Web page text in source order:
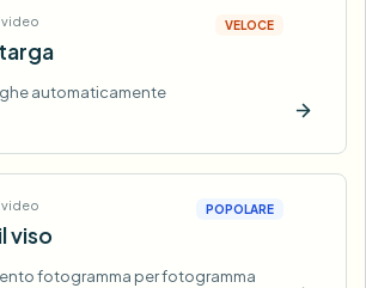
VELOCE
automaticamente
Prova
viso
POPOLARE
fotogramma per fotogramma